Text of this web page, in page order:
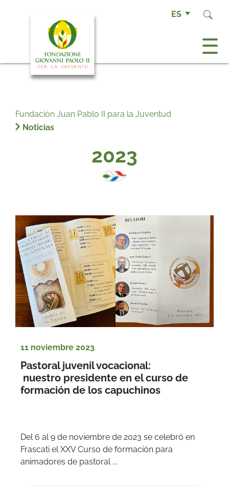
ES
Fundación Juan Pablo II para la Juventud
Noticias
2023
11 noviembre 2023
Pastoral juvenil vocacional:
nuestro presidente en el curso de
formación de los capuchinos
Del 6 al 9 de noviembre de 2023 se celebró en
Frascati el XXV Curso de formación para
animadores de pastoral ...